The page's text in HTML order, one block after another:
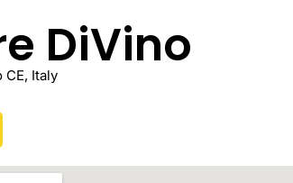
DiVino
CE, Italy